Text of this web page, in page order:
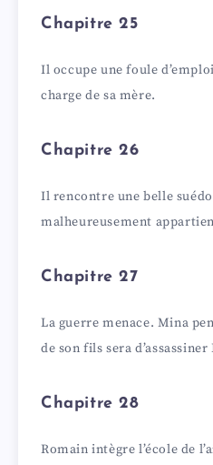
Chapitre 25
Il occupe une foule
charge de sa mère.
Chapitre 26
Il rencontre une belle
malheureusement
Chapitre 27
La guerre menace. Mina
de son fils sera
Chapitre 28
Romain intègre l’école de